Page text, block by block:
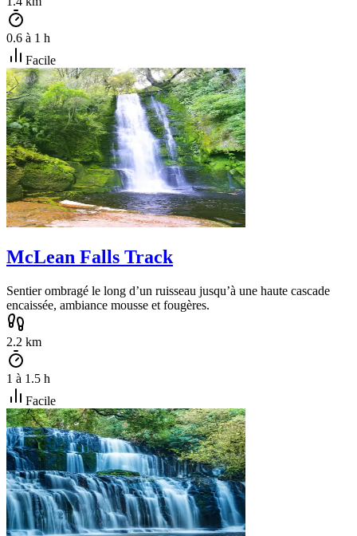
0.6 à 1 h
Facile
McLean Falls Track
Sentier ombragé le long d’un ruisseau jusqu’à une haute cascade
encaissée, ambiance mousse et fougères.
2.2 km
1 à 1.5 h
Facile